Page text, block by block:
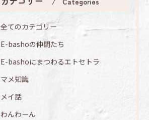
全てのカテゴリー
E-bashoの仲間たち
E-bashoにまつわるエトセトラ
マメ知識
メイ話
わんわーん